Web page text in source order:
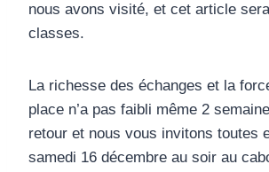
nous avons visité, et cet article
classes.
La richesse des échanges et la
place n’a pas faibli même 2
retour et nous vous invitons toutes
samedi 16 décembre au soir au